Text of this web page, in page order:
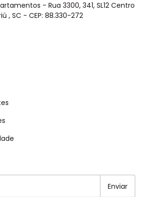
- Rua 3300, 341, SL12 Centro
, SC - CEP: 88.330-272